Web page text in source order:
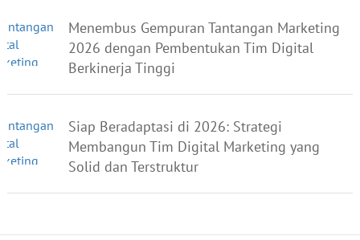
Menembus Gempuran Tantangan Marketing
2026 dengan Pembentukan Tim Digital
Berkinerja Tinggi
Siap Beradaptasi di 2026: Strategi
Membangun Tim Digital Marketing yang
Solid dan Terstruktur